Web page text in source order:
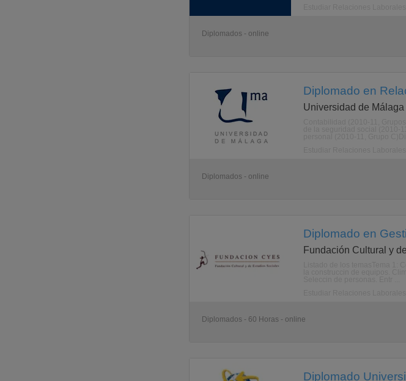
Diplomados - online
Diplomado en
Universidad de Málaga
Diplomados - online
Diplomado en
Fundación Cultural y
Diplomados - 60 Horas - online
Diplomado